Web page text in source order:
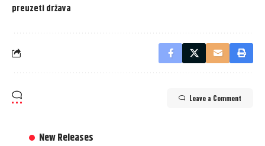
preuzeti država
Leave a Comment
New Releases